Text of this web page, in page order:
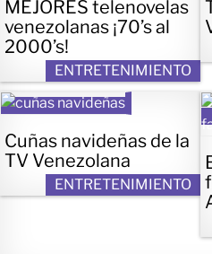
MEJORES telenovelas
venezolanas ¡70’s al
2000’s!
ENTRETENIMIENTO
Cuñas navideñas de la
TV Venezolana
ENTRETENIMIENTO